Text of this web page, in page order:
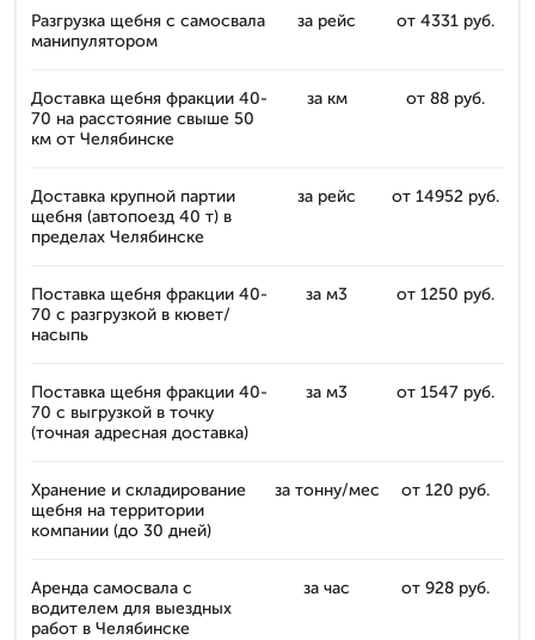
Разгрузка щебня с самосвала
манипулятором
за рейс от 4331 руб.
Доставка щебня фракции 40-
70 на расстояние свыше 50
км от Челябинске
за км от 88 руб.
Доставка крупной партии
щебня (автопоезд 40 т) в
пределах Челябинске
за рейс от 14952 руб.
Поставка щебня фракции 40-
70 с разгрузкой в кювет/
насыпь
за м3 от 1250 руб.
Поставка щебня фракции 40-
70 с выгрузкой в точку
(точная адресная доставка)
за м3 от 1547 руб.
Хранение и складирование
щебня на территории
компании (до 30 дней)
за тонну/мес от 120 руб.
Аренда самосвала с
водителем для выездных
работ в Челябинске
за час от 928 руб.